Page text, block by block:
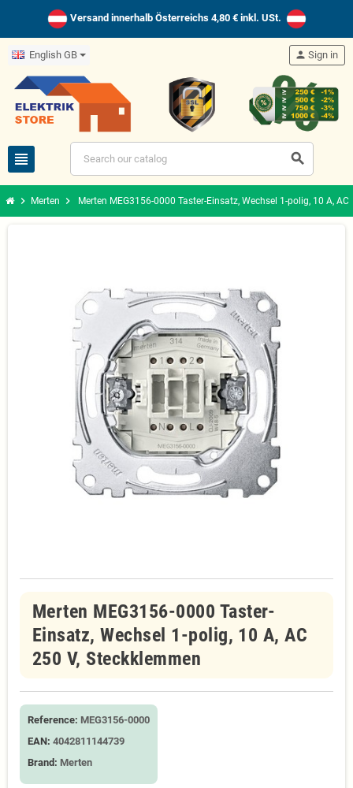
Versand innerhalb Österreichs 4,80 € inkl. USt.
English GB
view_headline search
person Sign in
chevron_right Merten chevron_right Merten MEG3156-0000 Taster-Einsatz, Wechsel 1-polig, 10 A,
Merten MEG3156-0000 Taster-
Einsatz, Wechsel 1-polig, 10 A, AC
250 V, Steckklemmen
Reference: MEG3156-0000
EAN: 4042811144739
Brand: Merten